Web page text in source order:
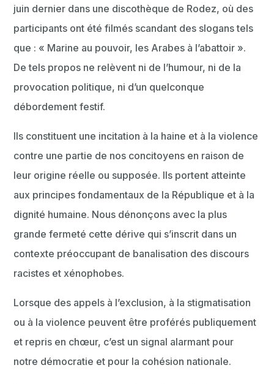
juin dernier dans une discothèque de Rodez, où des
participants ont été filmés scandant des slogans tels
que : « Marine au pouvoir, les Arabes à l’abattoir ».
De tels propos ne relèvent ni de l’humour, ni de la
provocation politique, ni d’un quelconque
débordement festif.
Ils constituent une incitation à la haine et à la violence
contre une partie de nos concitoyens en raison de
leur origine réelle ou supposée. Ils portent atteinte
aux principes fondamentaux de la République et à la
dignité humaine. Nous dénonçons avec la plus
grande fermeté cette dérive qui s’inscrit dans un
contexte préoccupant de banalisation des discours
racistes et xénophobes.
Lorsque des appels à l’exclusion, à la stigmatisation
ou à la violence peuvent être proférés publiquement
et repris en chœur, c’est un signal alarmant pour
notre démocratie et pour la cohésion nationale.